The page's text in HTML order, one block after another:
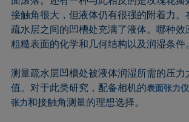
接触角很大，但液体仍有很强的附着力。
疏水层之间的凹槽处充满了液体。哪种
粗糙表面的化学和几何结构以及润湿条件。
测量疏水层凹槽处被液体润湿所需的压力
值。对于此类研究，配备相机的表面张力仪
张力和接触角测量的理想选择。